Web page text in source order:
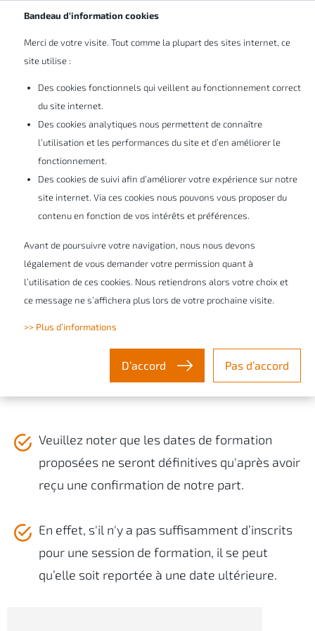
Bandeau d’information cookies
Merci de votre visite. Tout comme la plupart des sites internet, ce
site utilise :
Des cookies fonctionnels qui veillent au fonctionnement correct
du site internet.
Des cookies analytiques nous permettent de connaître
l’utilisation et les performances du site et d’en améliorer le
fonctionnement.
Des cookies de suivi afin d’améliorer votre expérience sur notre
site internet. Via ces cookies nous pouvons vous proposer du
contenu en fonction de vos intérêts et préférences.
Avant de poursuivre votre navigation, nous nous devons
légalement de vous demander votre permission quant à
l’utilisation de ces cookies. Nous retiendrons alors votre choix et
ce message ne s’affichera plus lors de votre prochaine visite.
>> Plus d’informations
D’accord Pas d’accord
S’INSCRIRE À UNE FORMATION
Principes de l’utilisation de
SOLIDWORKS
Lieu: Gosselies
Nombre de jours total de la formation: 6
Langue de la formation : FR
Vous avez la possibilité de vous inscrire sur cette
Veuillez noter que les dates de formation
proposées ne seront définitives qu'après avoir
reçu une confirmation de notre part.
En effet, s'il n'y a pas suffisamment d’inscrits
pour une session de formation, il se peut
qu’elle soit reportée à une date ultérieure.